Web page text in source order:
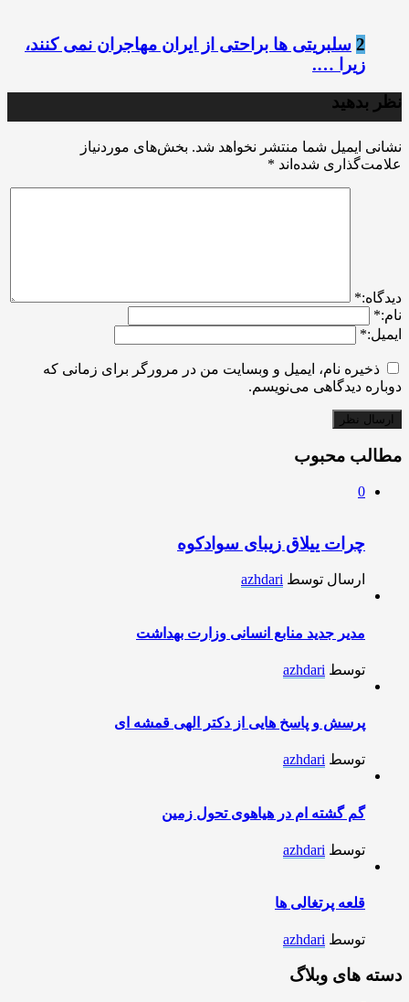
2 سلبریتی ها براحتی از ایران مهاجران نمی کنند،
زیرا ….
نظر بدهید
نشانی ایمیل شما منتشر نخواهد شد. بخش‌های موردنیاز
علامت‌گذاری شده‌اند *
ديدگاه:*
نام:*
ایمیل:*
ذخیره نام، ایمیل و وبسایت من در مرورگر برای زمانی که
دوباره دیدگاهی می‌نویسم.
مطالب محبوب
0
چرات ییلاق زیبای سوادکوه
ارسال توسط azhdari
مدیر جدید منابع انسانی وزارت بهداشت
توسط azhdari
پرسش و پاسخ هایی از دکتر الهی قمشه ای
توسط azhdari
گم گشته ام در هیاهوی تحول زمین
توسط azhdari
قلعه پرتغالی ها
توسط azhdari
دسته های وبلاگ